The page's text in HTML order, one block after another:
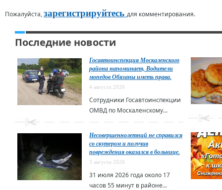
Пожалуйста,зарегистрируйтесь для комментирования.
Последние новости
Госавтоинспекция Москаленского
района напоминает, Водители
мопедов Обязаны иметь права.
4 августа 2026
Сотрудники Госавтоинспекции
ОМВД по Москаленскому...
Несовершеннолетний не справился
со скутером и получив
повреждения оказался в больнице.
3 августа 2026
31 июля 2026 года около 17
часов 55 минут в районе...